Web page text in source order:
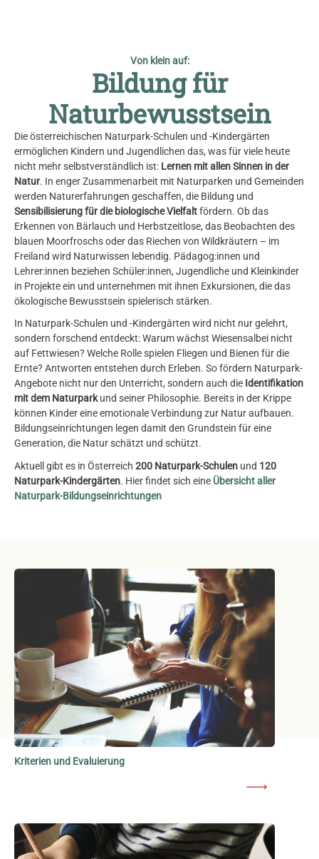
Von klein auf:
Bildung für
Naturbewusstsein
Die österreichischen Naturpark-Schulen und -Kindergärten
ermöglichen Kindern und Jugendlichen das, was für viele heute
nicht mehr selbstverständlich ist: Lernen mit allen Sinnen in der
Natur. In enger Zusammenarbeit mit Naturparken und Gemeinden
werden Naturerfahrungen geschaffen, die Bildung und
Sensibilisierung für die biologische Vielfaltfördern. Ob das
Erkennen von Bärlauch und Herbstzeitlose, das Beobachten des
blauen Moorfroschs oder das Riechen von Wildkräutern – im
Freiland wird Naturwissen lebendig. Pädagog:innen und
Lehrer:innen beziehen Schüler:innen, Jugendliche und Kleinkinder
in Projekte ein und unternehmen mit ihnen Exkursionen, die das
ökologische Bewusstsein spielerisch stärken.
In Naturpark-Schulen und -Kindergärten wird nicht nur gelehrt,
sondern forschend entdeckt: Warum wächst Wiesensalbei nicht
auf Fettwiesen? Welche Rolle spielen Fliegen und Bienen für die
Ernte? Antworten entstehen durch Erleben. So fördern Naturpark-
Angebote nicht nur den Unterricht, sondern auch die Identifikation
mit dem Naturparkund seiner Philosophie. Bereits in der Krippe
können Kinder eine emotionale Verbindung zur Natur aufbauen.
Bildungseinrichtungen legen damit den Grundstein für eine
Generation, die Natur schätzt und schützt.
Aktuell gibt es in Österreich 200 Naturpark-Schulen und 120
Naturpark-Kindergärten. Hier findet sich eine Übersicht aller
Naturpark-Bildungseinrichtungen
Kriterien und Evaluierung